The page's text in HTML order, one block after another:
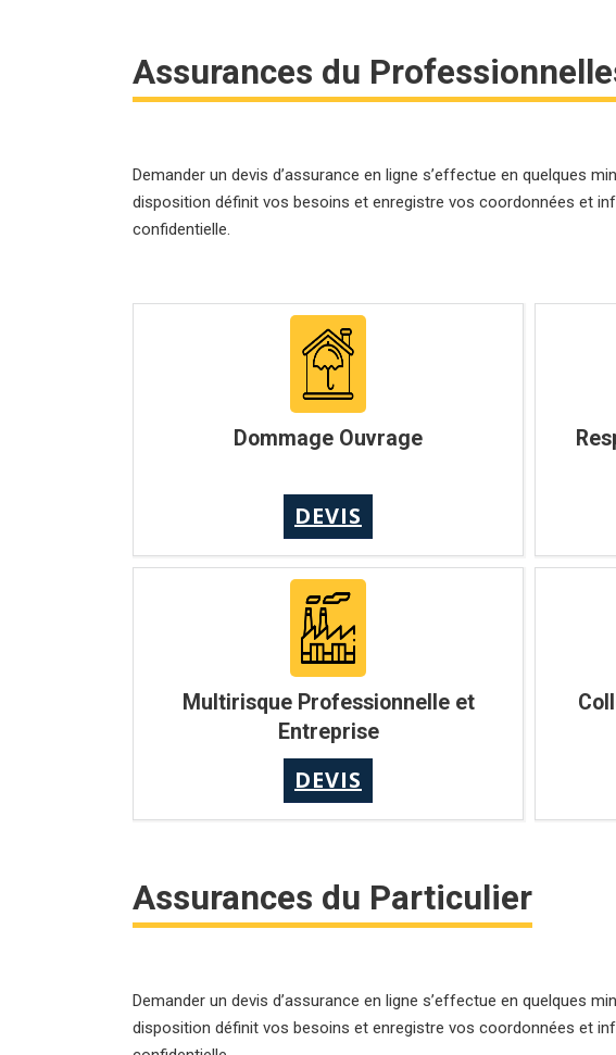
Assurances du
Demander un devis d’assurance en ligne s’effectue en quelques
disposition définit vos besoins et enregistre vos coordonnées et
confidentielle.
Dommage Ouvrage
DEVIS
Multirisque Professionnelle et
Entreprise
DEVIS
Assurances du Particulier
Demander un devis d’assurance en ligne s’effectue en quelques
disposition définit vos besoins et enregistre vos coordonnées et